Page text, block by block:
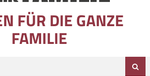
FÜR DIE GANZE
FAMILIE